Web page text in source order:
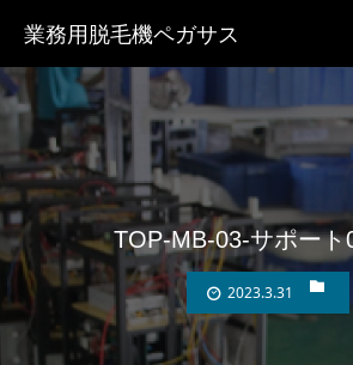
業務用脱毛機ペガサス
TOP-MB-03-サポート
2023.3.31